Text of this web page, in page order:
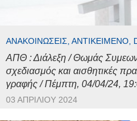
ΑΝΑΚΟΙΝΏΣΕΙΣ, ΑΝΤΙΚΕΊΜΕΝΟ,
ΑΠΘ : Διάλεξη / Θωμάς
σχεδιασμός και αισθητικές
γραφής / Πέμπτη, 04/04/24,
03 ΑΠΡΙΛΊΟΥ 2024